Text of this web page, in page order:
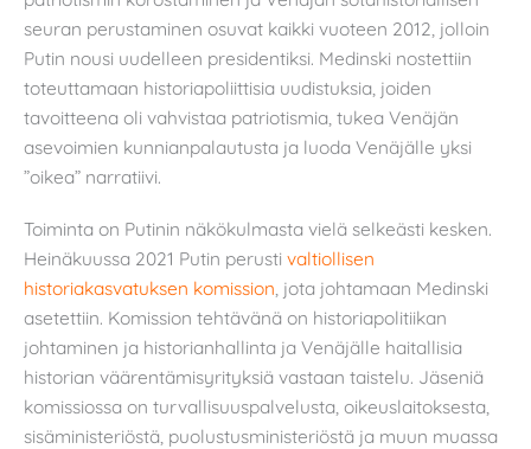
seuran perustaminen osuvat kaikki vuoteen 2012, jolloin
Putin nousi uudelleen presidentiksi. Medinski nostettiin
toteuttamaan historiapoliittisia uudistuksia, joiden
tavoitteena oli vahvistaa patriotismia, tukea Venäjän
asevoimien kunnianpalautusta ja luoda Venäjälle yksi
”oikea” narratiivi.
Toiminta on Putinin näkökulmasta vielä selkeästi kesken.
Heinäkuussa 2021 Putin perusti valtiollisen
historiakasvatuksen komission , jota johtamaan Medinski
asetettiin. Komission tehtävänä on historiapolitiikan
johtaminen ja historianhallinta ja Venäjälle haitallisia
historian väärentämisyrityksiä vastaan taistelu. Jäseniä
komissiossa on turvallisuuspalvelusta, oikeuslaitoksesta,
sisäministeriöstä, puolustusministeriöstä ja muun muassa